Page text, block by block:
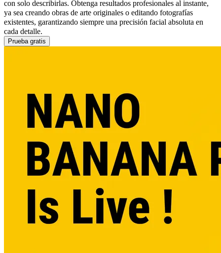
con solo describirlas. Obtenga resultados profesionales al instante,
ya sea creando obras de arte originales o editando fotografías
existentes, garantizando siempre una precisión facial absoluta en
cada detalle.
Prueba gratis